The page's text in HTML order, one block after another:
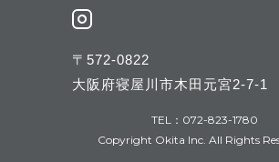
〒572-0822
大阪府寝屋川市木田元宮2-7-1
TEL：072-823-1780
Copyright Okita Inc. All Rights